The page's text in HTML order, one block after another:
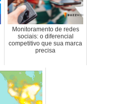
Monitoramento de redes
sociais: o diferencial
competitivo que sua marca
precisa